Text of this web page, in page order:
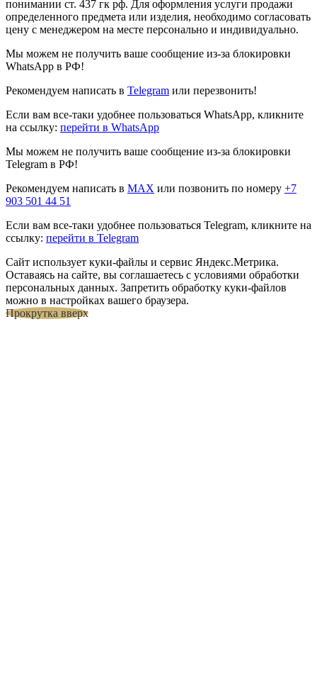
понимании ст. 437 гк рф. Для оформления услуги продажи
определенного предмета или изделия, необходимо согласовать
цену с менеджером на месте персонально и индивидуально.
Мы можем не получить ваше сообщение из-за блокировки
WhatsApp в РФ!
Рекомендуем написать в Telegram или перезвонить!
Если вам все-таки удобнее пользоваться WhatsApp, кликните
на ссылку: перейти в WhatsApp
Мы можем не получить ваше сообщение из-за блокировки
Telegram в РФ!
Рекомендуем написать в MAX или позвонить по номеру +7
903 501 44 51
Если вам все-таки удобнее пользоваться Telegram, кликните на
ссылку: перейти в Telegram
Сайт использует куки-файлы и сервис Яндекс.Метрика.
Оставаясь на сайте, вы соглашаетесь с условиями обработки
персональных данных. Запретить обработку куки-файлов
можно в настройках вашего браузера.
Прокрутка вверх